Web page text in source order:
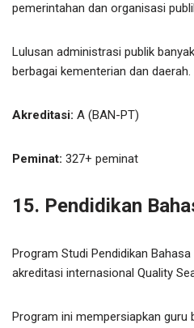
pemerintahan dan organisasi
Lulusan administrasi publik
berbagai kementerian dan daerah.
Akreditasi: A (BAN-PT)
Peminat: 327+ peminat
15. Pendidikan
Program Studi Pendidikan
akreditasi internasional Quality
Program ini mempersiapkan guru